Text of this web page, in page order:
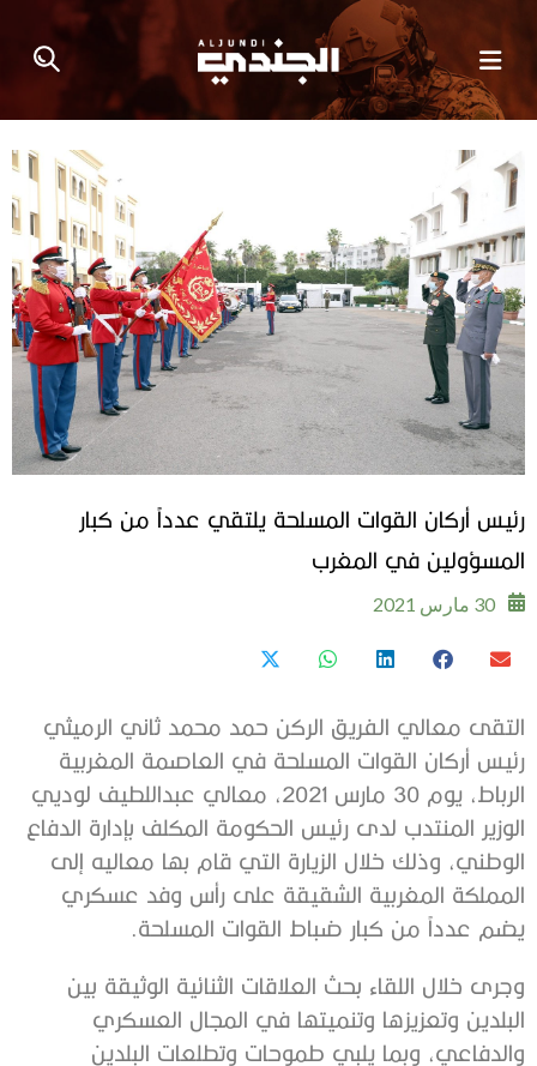
رئيس أركان القوات المسلحة يلتقي عدداً من كبار
المسؤولين في المغرب
30 مارس 2021
التقى معالي الفريق الركن حمد محمد ثاني الرميثي
رئيس أركان القوات المسلحة في العاصمة المغربية
الرباط، يوم 30 مارس 2021، معالي عبداللطيف لوديي
الوزير المنتدب لدى رئيس الحكومة المكلف بإدارة الدفاع
الوطني، وذلك خلال الزيارة التي قام بها معاليه إلى
المملكة المغربية الشقيقة على رأس وفد عسكري
يضم عدداً من كبار ضباط القوات المسلحة.
وجرى خلال اللقاء بحث العلاقات الثنائية الوثيقة بين
البلدين وتعزيزها وتنميتها في المجال العسكري
والدفاعي، وبما يلبي طموحات وتطلعات البلدين